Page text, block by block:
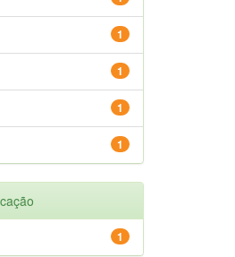
1
1
1
1
1